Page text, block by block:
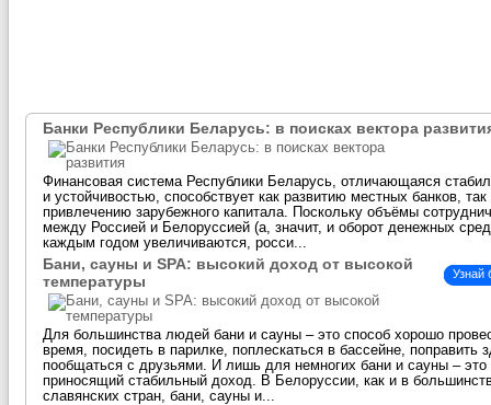
Банки Республики Беларусь: в поисках вектора
Финансовая система Республики Беларусь, отличающаяся
и устойчивостью, способствует как развитию местных банков, так
привлечению зарубежного капитала. Поскольку объёмы
между Россией и Белоруссией (а, значит, и оборот денежных
каждым годом увеличиваются, росси...
Узнай
Бани, сауны и SPA: высокий доход от высокой
температуры
Для большинства людей бани и сауны – это способ хорошо
время, посидеть в парилке, поплескаться в бассейне, поправить
пообщаться с друзьями. И лишь для немногих бани и сауны – это
приносящий стабильный доход. В Белоруссии, как и в
славянских стран, бани, сауны и...